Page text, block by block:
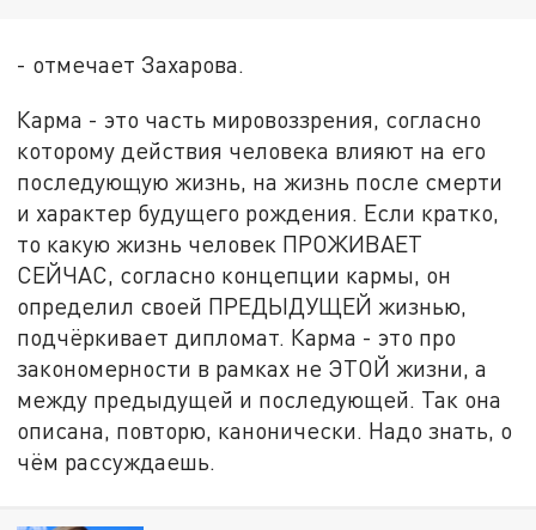
- отмечает Захарова.
Карма - это часть мировоззрения, согласно
которому действия человека влияют на его
последующую жизнь, на жизнь после смерти
и характер будущего рождения. Если кратко,
то какую жизнь человек ПРОЖИВАЕТ
СЕЙЧАС, согласно концепции кармы, он
определил своей ПРЕДЫДУЩЕЙ жизнью,
подчёркивает дипломат. Карма - это про
закономерности в рамках не ЭТОЙ жизни, а
между предыдущей и последующей. Так она
описана, повторю, канонически. Надо знать, о
чём рассуждаешь.